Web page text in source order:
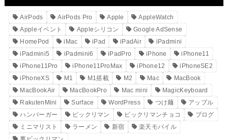
AirPods AirPods Pro Apple
AppleWatch
Appleイベント
Appleシリコン
Google AdSense
HomePod
iMac iPad iPadAir
iPadmini
iPadmini5
iPadmini6 iPadPro iPhone
iPhone11
iPhone11Pro
iPhone11ProMax iPhone12
iPhoneSE2
iPhoneXS
M1 M1搭載 M2 Mac
MacBook
MacBookAir
MacBookPro Mac mini
MagicKeyboard
RakutenMini
Surface WordPress つけ麺
アップル
ハンバーガー
ビックリマン ビックリマンチョコ
ブログ
ミニマリスト
ラーメン 新宿
楽天モバイル